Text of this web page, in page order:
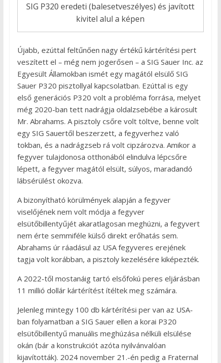
SIG P320 eredeti (balesetveszélyes) és javított
kivitel alul a képen
Újabb, ezúttal feltűnően nagy értékű kártérítési pert
veszített el – még nem jogerősen – a SIG Sauer Inc. az
Egyesült Államokban ismét egy magától elsülő SIG
Sauer P320 pisztollyal kapcsolatban. Ezúttal is egy
első generációs P320 volt a probléma forrása, melyet
még 2020-ban tett nadrágja oldalzsebébe a károsult
Mr. Abrahams. A pisztoly csőre volt töltve, benne volt
egy SIG Sauertől beszerzett, a fegyverhez való
tokban, és a nadrágzseb rá volt cipzározva. Amikor a
fegyver tulajdonosa otthonából elindulva lépcsőre
lépett, a fegyver magától elsült, súlyos, maradandó
lábsérülést okozva.
A bizonyítható körülmények alapján a fegyver
viselőjének nem volt módja a fegyver
elsütőbillentyűjét akaratlagosan meghúzni, a fegyvert
nem érte semmiféle külső direkt erőhatás sem.
Abrahams úr ráadásul az USA fegyveres erejének
tagja volt korábban, a pisztoly kezelésére kiképezték.
A 2022-től mostanáig tartó elsőfokú peres eljárásban
11 millió dollár kártérítést ítéltek meg számára.
Jelenleg mintegy 100 db kártérítési per van az USA-
ban folyamatban a SIG Sauer ellen a korai P320
elsütőbillentyű manuális meghúzása nélküli elsülése
okán (bár a konstrukciót azóta nyilvánvalóan
kijavították). 2024 november 21.-én pedig a Fraternal